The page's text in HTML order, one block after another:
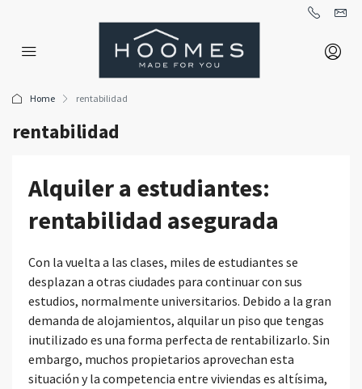
Home rentabilidad
rentabilidad
Alquiler a estudiantes:
rentabilidad asegurada
Con la vuelta a las clases, miles de estudiantes se
desplazan a otras ciudades para continuar con sus
estudios, normalmente universitarios. Debido a la gran
demanda de alojamientos, alquilar un piso que tengas
inutilizado es una forma perfecta de rentabilizarlo. Sin
embargo, muchos propietarios aprovechan esta
situación y la competencia entre viviendas es altísima,